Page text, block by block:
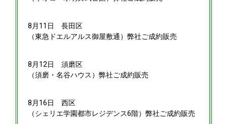
8月11日 長田区
（東急ドエルアルス御屋敷通）弊社ご成約販売
8月12日 須磨区
（須磨・名谷ハウス）弊社ご成約販売
8月16日 西区
（シェリエ学園都市レジデンス6階）弊社ご成約販売